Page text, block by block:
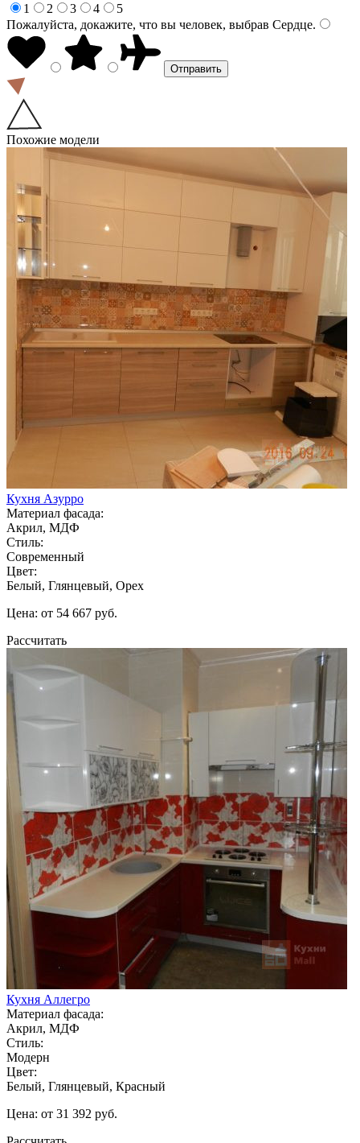
1
2 3 4
5
Пожалуйста, докажите, что вы человек, выбрав Сердце.
Похожие модели
Кухня Азурро
Материал фасада:
Акрил, МДФ
Стиль:
Современный
Цвет:
Белый, Глянцевый, Орех
Цена: от 54 667 руб.
Рассчитать
Кухня Аллегро
Материал фасада:
Акрил, МДФ
Стиль:
Модерн
Цвет:
Белый, Глянцевый, Красный
Цена: от 31 392 руб.